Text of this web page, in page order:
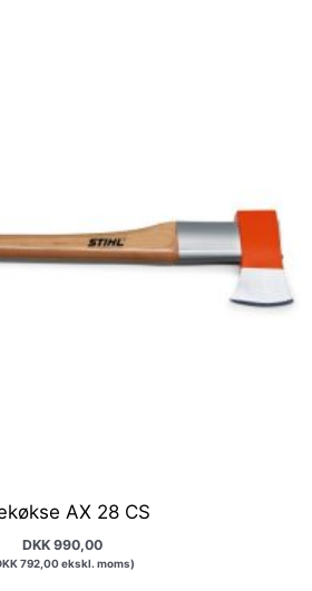
AX 28 CS
DKK 990,00
792,00ekskl. moms)